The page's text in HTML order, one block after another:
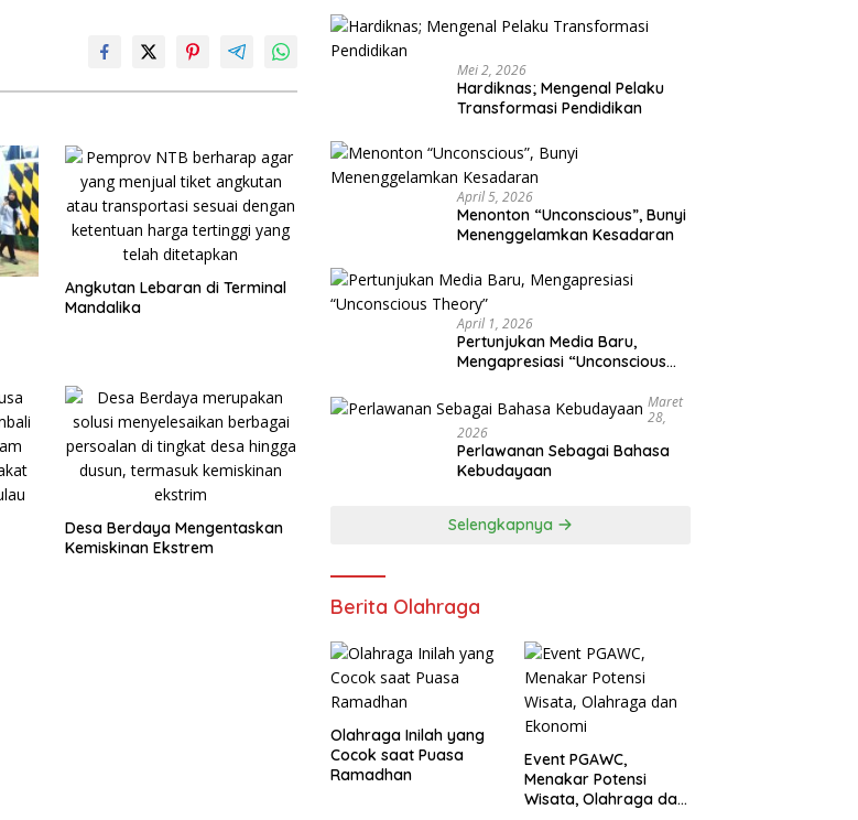
Angkutan Lebaran di Terminal
Mandalika
Desa Berdaya Mengentaskan
Kemiskinan Ekstrem
Mei 2, 2026
Hardiknas; Mengenal Pelaku
Transformasi Pendidikan
April 5, 2026
Menonton “Unconscious”, Bunyi
Menenggelamkan Kesadaran
April 1, 2026
Pertunjukan Media Baru,
Mengapresiasi “Unconscious
Maret
28,
2026
Perlawanan Sebagai Bahasa
Kebudayaan
Selengkapnya
Berita Olahraga
Olahraga Inilah yang
Cocok saat Puasa
Ramadhan
Event PGAWC,
Menakar Potensi
Wisata, Olahraga dan